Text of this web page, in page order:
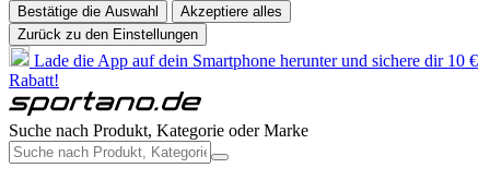
Bestätige die Auswahl
Akzeptiere alles
Zurück zu den Einstellungen
Lade die App auf dein Smartphone herunter und sichere dir 10 €
Rabatt!
Suche nach Produkt, Kategorie oder Marke